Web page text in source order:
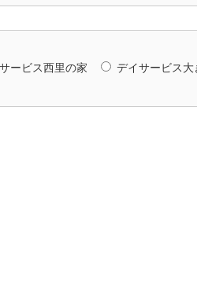
ービス西里の家 デイサービス大